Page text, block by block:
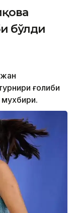
бўлди
ғолиби